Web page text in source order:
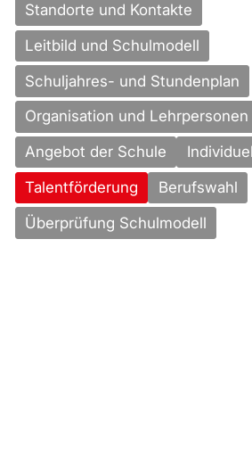
Standorte und Kontakte
Leitbild und Schulmodell
Schuljahres- und Stundenplan
Organisation und Lehrpersonen
Angebot der Schule
Talentförderung
Berufswahl
Überprüfung Schulmodell